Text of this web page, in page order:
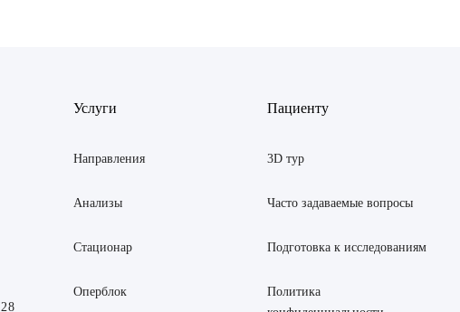
Услуги
Направления
Анализы
Стационар
Оперблок
Пациенту
3D тур
Часто задаваемые вопросы
Подготовка к исследованиям
Политика
Батяева Екатерина Анатольевна
Билер Янина Ариановна
Богаевская Марина Викторовна